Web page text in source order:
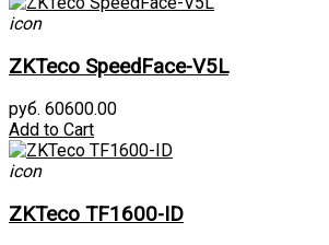
icon
ZKTeco SpeedFace-V5L
руб. 60600.00
Add to Cart
icon
ZKTeco TF1600-ID